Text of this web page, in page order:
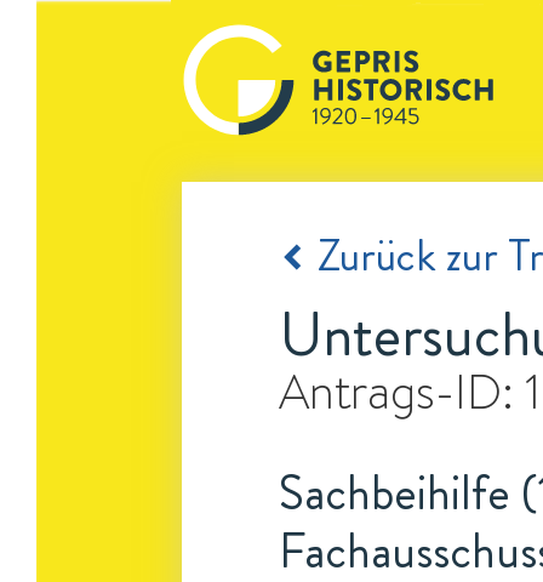
Zurück zur
Antrags-ID:
Sachbeihilfe